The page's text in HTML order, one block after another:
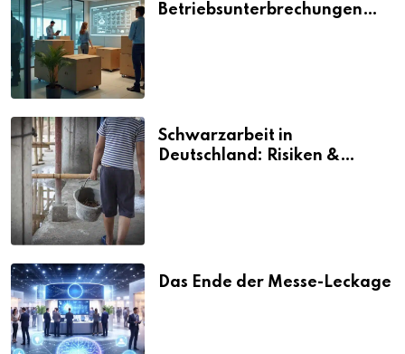
Betriebsunterbrechungen
Schwarzarbeit in
Deutschland: Risiken &
Das Ende der Messe-Leckage